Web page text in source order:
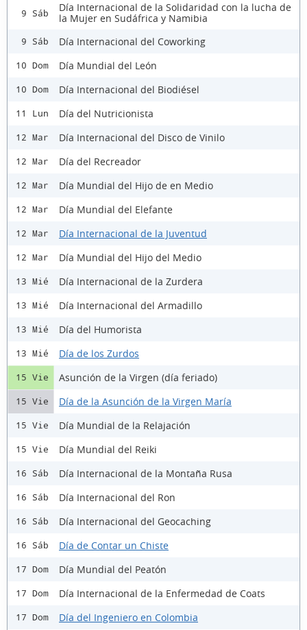
9 Sáb
Día Internacional de la Solidaridad con la lucha de
la Mujer en Sudáfrica y Namibia
9 Sáb Día Internacional del Coworking
10 Dom Día Mundial del León
10 Dom Día Internacional del Biodiésel
11 Lun Día del Nutricionista
12 Mar Día Internacional del Disco de Vinilo
12 Mar Día del Recreador
12 Mar Día Mundial del Hijo de en Medio
12 Mar Día Mundial del Elefante
12 Mar Día Internacional de la Juventud
12 Mar Día Mundial del Hijo del Medio
13 Mié Día Internacional de la Zurdera
13 Mié Día Internacional del Armadillo
13 Mié Día del Humorista
13 Mié Día de los Zurdos
15 Vie Asunción de la Virgen (día feriado)
15 Vie Día de la Asunción de la Virgen María
15 Vie Día Mundial de la Relajación
15 Vie Día Mundial del Reiki
16 Sáb Día Internacional de la Montaña Rusa
16 Sáb Día Internacional del Ron
16 Sáb Día Internacional del Geocaching
16 Sáb Día de Contar un Chiste
17 Dom Día Mundial del Peatón
17 Dom Día Internacional de la Enfermedad de Coats
17 Dom Día del Ingeniero en Colombia